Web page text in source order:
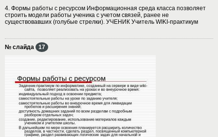
4. Формы работы с ресурсом Информационная среда класса позволяет
строить модели работы ученика с учетом связей, ранее не
существовавших (голубые стрелки). УЧЕНИК Учитель WIKI-практикум
№ слайда 17